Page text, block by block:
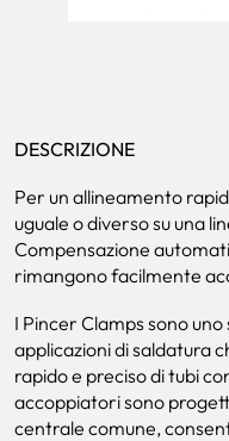
DESCRIZIONE
Per un allineamento
uguale o diverso su una
Compensazione
rimangono facilmente
I Pincer Clamps sono
applicazioni di saldatura
rapido e preciso di tubi
accoppiatori sono
centrale comune,